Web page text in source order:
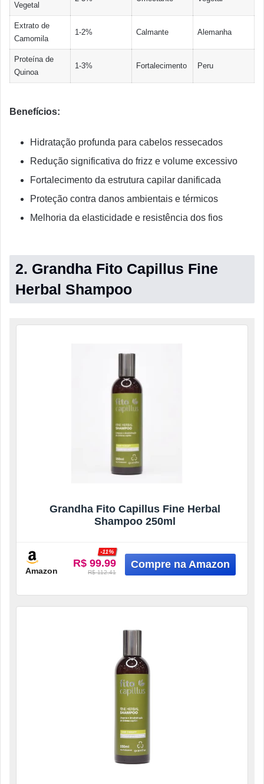
Vegetal
Extrato de
Camomila
1-2% Calmante Alemanha
Proteína de
Quinoa
1-3% Fortalecimento Peru
Benefícios:
Hidratação profunda para cabelos ressecados
Redução significativa do frizz e volume excessivo
Fortalecimento da estrutura capilar danificada
Proteção contra danos ambientais e térmicos
Melhoria da elasticidade e resistência dos fios
2. Grandha Fito Capillus Fine
Herbal Shampoo
Grandha Fito Capillus Fine Herbal
Shampoo 250ml
Amazon
R$ 99.99
-11%
R$ 112.41